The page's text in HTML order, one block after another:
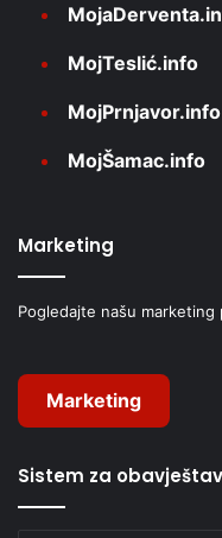
MojTeslić.info
MojPrnjavor.info
MojŠamac.info
Marketing
Pogledajte našu
Marketing
Sistem za